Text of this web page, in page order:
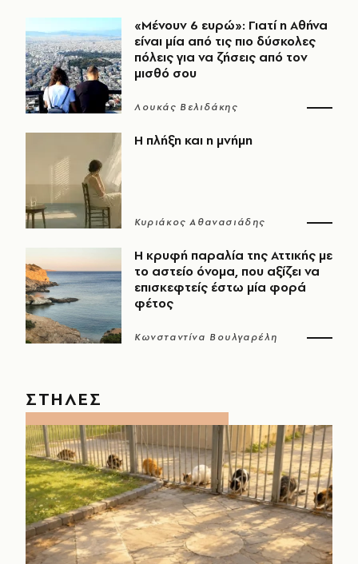
«Μένουν 6 ευρώ»: Γιατί η Αθήνα
είναι μία από τις πιο δύσκολες
πόλεις για να ζήσεις από τον
μισθό σου
Λουκάς Βελιδάκης
Η πλήξη και η μνήμη
Κυριάκος Αθανασιάδης
Η κρυφή παραλία της Αττικής με
το αστείο όνομα, που αξίζει να
επισκεφτείς έστω μία φορά
φέτος
Κωνσταντίνα Βουλγαρέλη
ΣΤΗΛΕΣ